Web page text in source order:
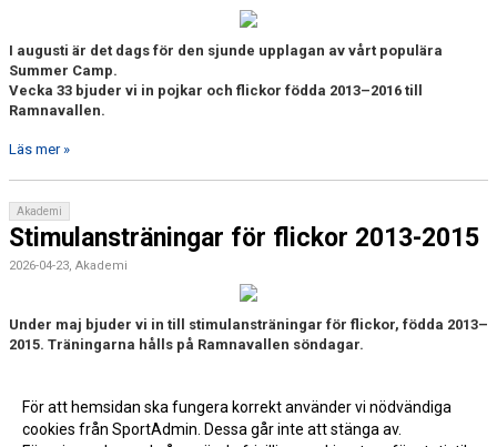
I augusti är det dags för den sjunde upplagan av vårt populära
Summer Camp.
Vecka 33 bjuder vi in pojkar och flickor födda 2013–2016 till
Ramnavallen.
Läs mer »
Akademi
Stimulansträningar för flickor 2013-2015
2026-04-23, Akademi
Under maj bjuder vi in till stimulansträningar för flickor, födda 2013–
2015. Träningarna hålls på Ramnavallen söndagar.
För att hemsidan ska fungera korrekt använder vi nödvändiga
cookies från SportAdmin. Dessa går inte att stänga av.